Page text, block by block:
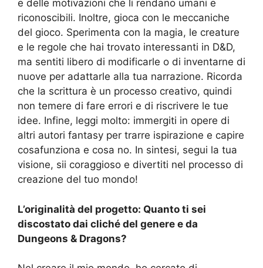
e delle motivazioni che li rendano umani e
riconoscibili. Inoltre, gioca con le meccaniche
del gioco. Sperimenta con la magia, le creature
e le regole che hai trovato interessanti in D&D,
ma sentiti libero di modificarle o di inventarne di
nuove per adattarle alla tua narrazione. Ricorda
che la scrittura è un processo creativo, quindi
non temere di fare errori e di riscrivere le tue
idee. Infine, leggi molto: immergiti in opere di
altri autori fantasy per trarre ispirazione e capire
cosafunziona e cosa no. In sintesi, segui la tua
visione, sii coraggioso e divertiti nel processo di
creazione del tuo mondo!
L’originalità del progetto: Quanto ti sei
discostato dai cliché del genere e da
Dungeons & Dragons?